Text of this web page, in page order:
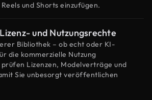
und Shorts einzufügen.
und Nutzungsrechte
Bibliothek – ob echt oder KI-
die kommerzielle Nutzung
Lizenzen, Modelverträge und
Sie unbesorgt veröffentlichen